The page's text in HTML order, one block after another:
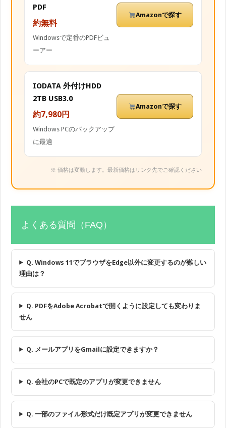
PDF
約無料
Windowsで定番のPDFビュ
ーアー
Amazonで探す
IODATA 外付けHDD
2TB USB3.0
約7,980円
Windows PCのバックアップ
に最適
Amazonで探す
※ 価格は変動します。最新価格はリンク先でご確認ください
よくある質問（FAQ）
Q. Windows 11でブラウザをEdge以外に変更するのが難しい
理由は？
Q. PDFをAdobe Acrobatで開くように設定しても変わりま
せん
Q. メールアプリをGmailに設定できますか？
Q. 会社のPCで既定のアプリが変更できません
Q. 一部のファイル形式だけ既定アプリが変更できません